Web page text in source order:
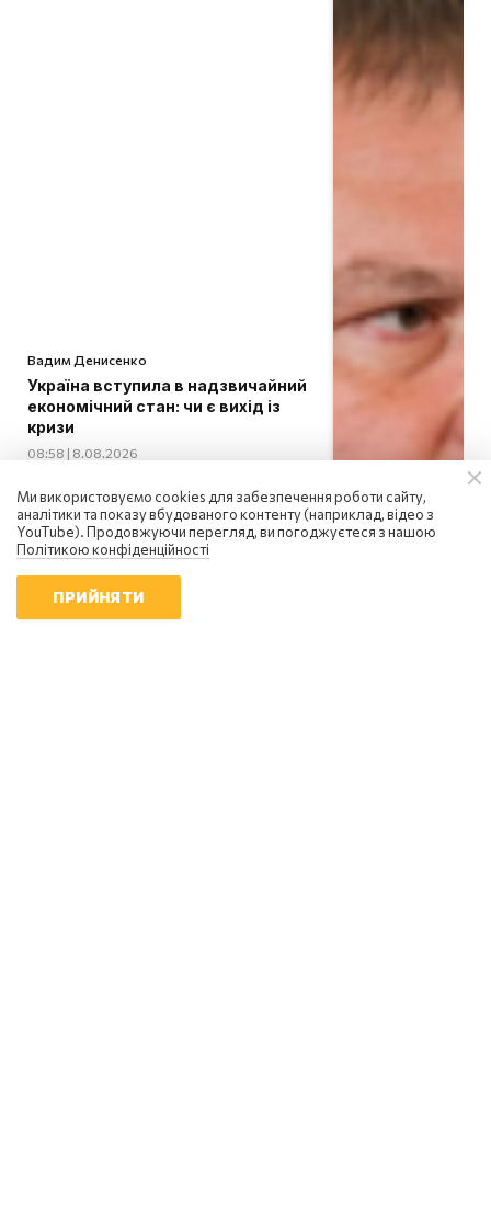
Вадим Денисенко
Україна вступила в надзвичайний
економічний стан: чи є вихід із
кризи
08:58 | 8.08.2026
Ми використовуємо cookies для забезпечення роботи сайту,
аналітики та показу вбудованого контенту (наприклад, відео з
YouTube). Продовжуючи перегляд, ви погоджуєтеся з нашою
Політикою конфіденційності
ПРИЙНЯТИ